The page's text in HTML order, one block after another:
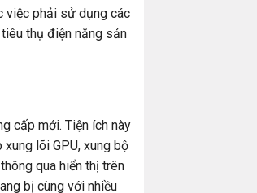
việc phải sử dụng các
thụ điện năng sản
cấp mới. Tiện ích này
lõi GPU, xung bộ
qua hiển thị trên
bị cùng với nhiều